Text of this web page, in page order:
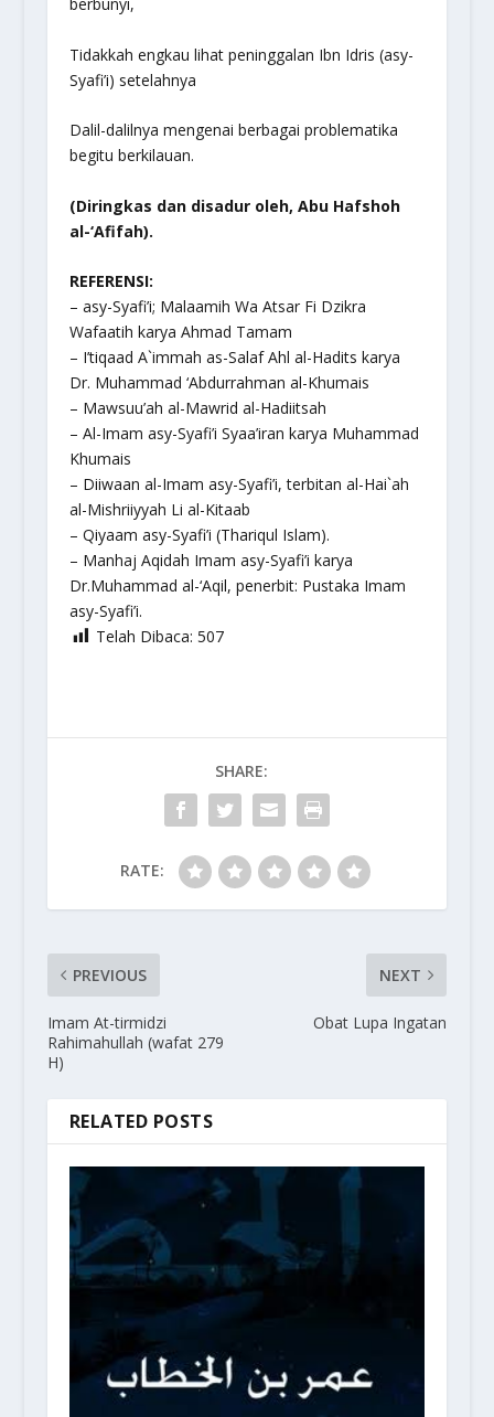
berbunyi,
Tidakkah engkau lihat peninggalan Ibn Idris (asy-
Syafi’i) setelahnya
Dalil-dalilnya mengenai berbagai problematika
begitu berkilauan.
(Diringkas dan disadur oleh, Abu Hafshoh
al-‘Afifah).
REFERENSI:
– asy-Syafi’i; Malaamih Wa Atsar Fi Dzikra
Wafaatih karya Ahmad Tamam
– I’tiqaad A`immah as-Salaf Ahl al-Hadits karya
Dr. Muhammad ‘Abdurrahman al-Khumais
– Mawsuu’ah al-Mawrid al-Hadiitsah
– Al-Imam asy-Syafi’i Syaa’iran karya Muhammad
Khumais
– Diiwaan al-Imam asy-Syafi’i, terbitan al-Hai`ah
al-Mishriiyyah Li al-Kitaab
– Qiyaam asy-Syafi’i (Thariqul Islam).
– Manhaj Aqidah Imam asy-Syafi’i karya
Dr.Muhammad al-‘Aqil, penerbit: Pustaka Imam
asy-Syafi’i.
Telah Dibaca: 507
SHARE:
RATE:
PREVIOUS
Imam At-tirmidzi
Rahimahullah (wafat 279
H)
NEXT
Obat Lupa Ingatan
RELATED POSTS